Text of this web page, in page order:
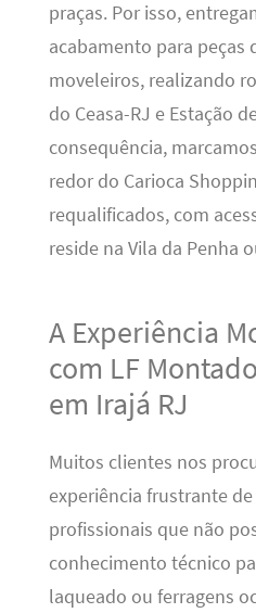
praças. Por isso,
acabamento para peças
moveleiros, realizando
do Ceasa-RJ e Estação
consequência,
redor do Carioca
requalificados, com
reside na Vila da Penha
A Experiência
com LF
em Irajá RJ
Muitos clientes nos
experiência frustrante
profissionais que não
conhecimento técnico
laqueado ou ferragens